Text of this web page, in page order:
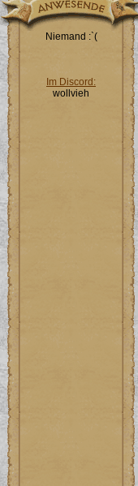
Niemand :`(
Im Discord:
wollvieh